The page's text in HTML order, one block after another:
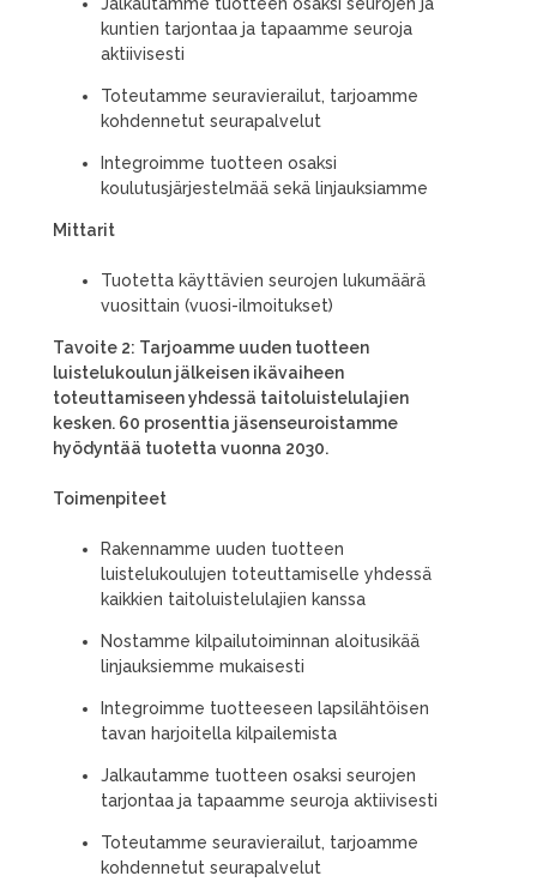
kuntien tarjontaa ja tapaamme seuroja
aktiivisesti
Toteutamme seuravierailut, tarjoamme
kohdennetut seurapalvelut
Integroimme tuotteen osaksi
koulutusjärjestelmää sekä linjauksiamme
Mittarit
Tuotetta käyttävien seurojen lukumäärä
vuosittain (vuosi-ilmoitukset)
Tavoite 2: Tarjoamme uuden tuotteen
luistelukoulun jälkeisen ikävaiheen
toteuttamiseen yhdessä taitoluistelulajien
kesken. 60 prosenttia jäsenseuroistamme
hyödyntää tuotetta vuonna 2030.
Toimenpiteet
Rakennamme uuden tuotteen
luistelukoulujen toteuttamiselle yhdessä
kaikkien taitoluistelulajien kanssa
Nostamme kilpailutoiminnan aloitusikää
linjauksiemme mukaisesti
Integroimme tuotteeseen lapsilähtöisen
tavan harjoitella kilpailemista
Jalkautamme tuotteen osaksi seurojen
tarjontaa ja tapaamme seuroja aktiivisesti
Toteutamme seuravierailut, tarjoamme
kohdennetut seurapalvelut